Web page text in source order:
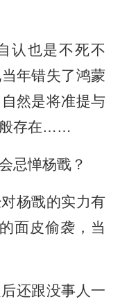
认也是不死不
年错失了鸿蒙
然是将准提与
般存在……
忌惮杨戬？
杨戬的实力有
面皮偷袭，当
还跟没事人一